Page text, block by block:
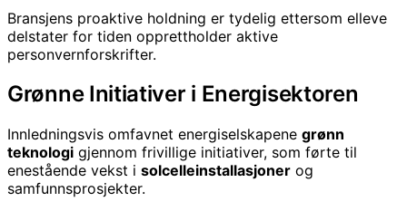
Bransjens proaktive holdning er tydelig ettersom elleve
delstater for tiden opprettholder aktive
personvernforskrifter.
Grønne Initiativer i Energisektoren
Innledningsvis omfavnet energiselskapene grønn
teknologi gjennom frivillige initiativer, som førte til
enestående vekst i solcelleinstallasjoner og
samfunnsprosjekter.